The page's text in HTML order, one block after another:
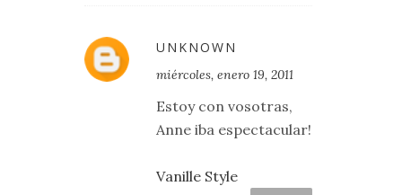
UNKNOWN
miércoles, enero 19, 2011
Estoy con vosotras,
Anne iba espectacular!
Vanille Style